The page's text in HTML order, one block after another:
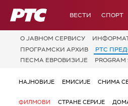
РТС ВЕСТИ СПОРТ
О JАВНОМ СЕРВИСУ
ПРОГРАМСКИ АРХИВ
РТС
ПЕСМА ЕВРОВИЗИЈЕ
НАЈНОВИЈЕ ЕМИСИЈЕ СНИМА
ФИЛМОВИ СТРАНЕ СЕРИЈЕ